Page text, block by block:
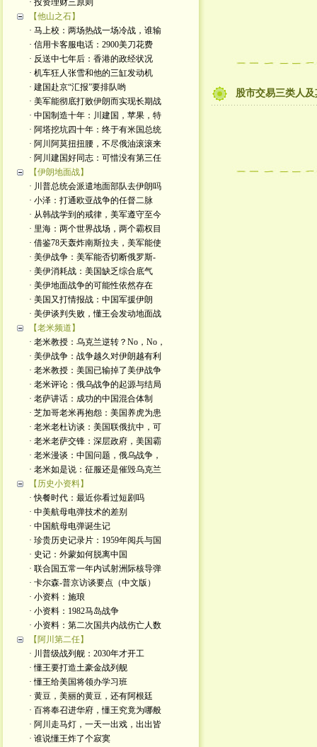
· 投资理财三原则
【他山之石】
· 马上校：两场热战一场冷战，谁输
· 信用卡客服电话：2900美刀花费
· 反送中七年后：香港的政经状况
· 机车狂人张雪和他的三缸发动机
· 建国赴京“汇报”要排队哟
· 美军能彻底打败伊朗而实现长期战
· 中国制造十年：川建国，苹果，特
· 阿塔挖坑四十年：终于有米国总统
· 阿川阿莫扭扭腰，不尽俄油滚滚来
· 阿川建国好同志：可惜没有第三任
【伊朗地面战】
· 川普总统会派遣地面部队去伊朗吗
· 小泽：打通欧亚战争的任督二脉
· 从韩战学到的戒律，美军遵守至今
· 里海：两个世界战场，两个霸权目
· 借鉴78天轰炸南斯拉夫，美军能使
· 美伊战争：美军能否切断俄罗斯-
· 美伊消耗战：美国缺乏综合底气
· 美伊地面战争的可能性依然存在
· 美国又打情报战：中国军援伊朗
· 美伊谈判失败，懂王会发动地面战
【老米频道】
· 老米教授：乌克兰逆转？No，No，
· 美伊战争：战争越久对伊朗越有利
· 老米教授：美国已输掉了美伊战争
· 老米评论：俄乌战争的起源与结局
· 老萨讲话：成功的中国混合体制
· 芝加哥老米再抱怨：美国养虎为患
· 老米老杜访谈：美国联俄抗中，可
· 老米老萨交锋：深层政府，美国霸
· 老米漫谈：中国问题，俄乌战争，
· 老米如是说：征服还是催毁乌克兰
【历史小资料】
· 快餐时代：最近你看过短剧吗
· 中美航母电弹技术的差别
· 中国航母电弹诞生记
· 珍贵历史记录片：1959年阅兵与国
· 史记：外蒙如何脱离中国
· 联合国五常一年内试射洲际核导弹
· 卡尔森-普京访谈要点（中文版）
· 小资料：施琅
· 小资料：1982马岛战争
· 小资料：第二次国共内战伤亡人数
【阿川第二任】
· 川普级战列舰：2030年才开工
· 懂王要打造土豪金战列舰
· 懂王给美国将领办学习班
· 黄豆，美丽的黄豆，还有阿根廷
· 百将奉召进华府，懂王究竟为哪般
· 阿川走马灯，一天一出戏，出出皆
· 谁说懂王炸了个寂寞
股市交易三类人